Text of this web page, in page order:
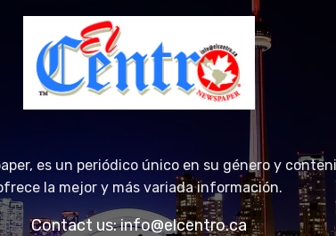
es un periódico único en su género y
la mejor y más variada información.
Contact us:info@elcentro.ca